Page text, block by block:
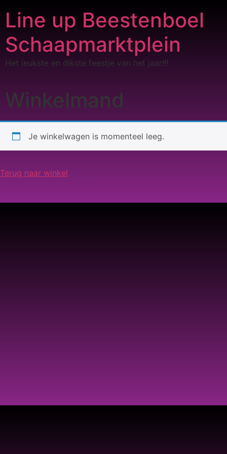
Line up Beestenboel
Schaapmarktplein
Het leukste en dikste feestje van het jaar!!!
Winkelmand
Je winkelwagen is momenteel leeg.
Terug naar winkel